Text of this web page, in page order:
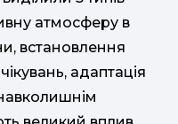
атмосферу в
встановлення
адаптація